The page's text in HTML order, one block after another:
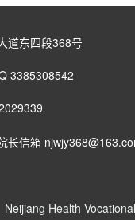
道东四段368号
3385308542
长信箱
Neijiang Health